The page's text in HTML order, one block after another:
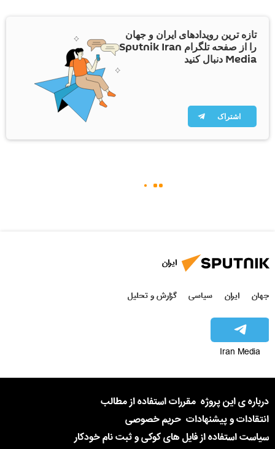
تازه ترین رویدادهای ایران و جهان
را از صفحه تلگرام Sputnik Iran
Media دنبال کنید
اشتراک
ایران
جهان ایران سیاسی گزارش و تحلیل
Iran Media
درباره ی این پروژه مقررات استفاده از مطالب
انتقادات و پیشنهادات حریم خصوصی
سیاست استفاده از فایل های کوکی و ثبت نام خودکار